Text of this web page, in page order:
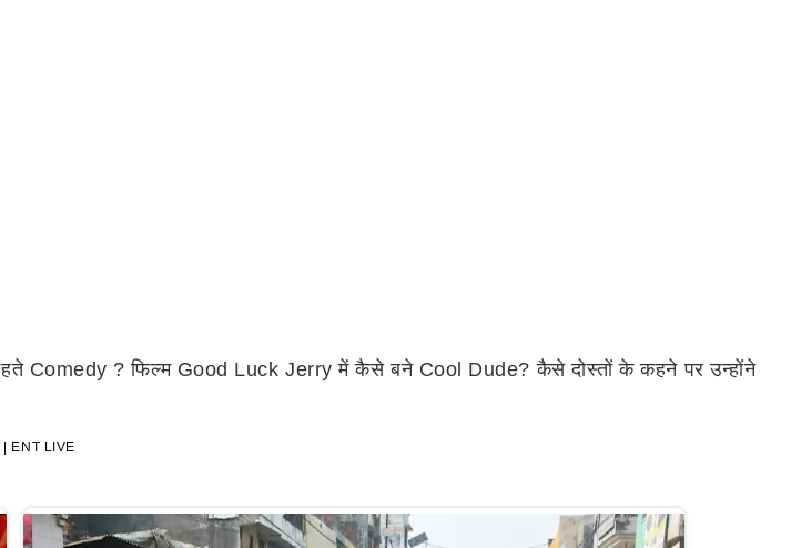
Comedy ? फिल्म Good Luck Jerry में कैसे बने Cool Dude? कैसे दोस्तों के कहने पर उन्होंने
| ENT LIVE